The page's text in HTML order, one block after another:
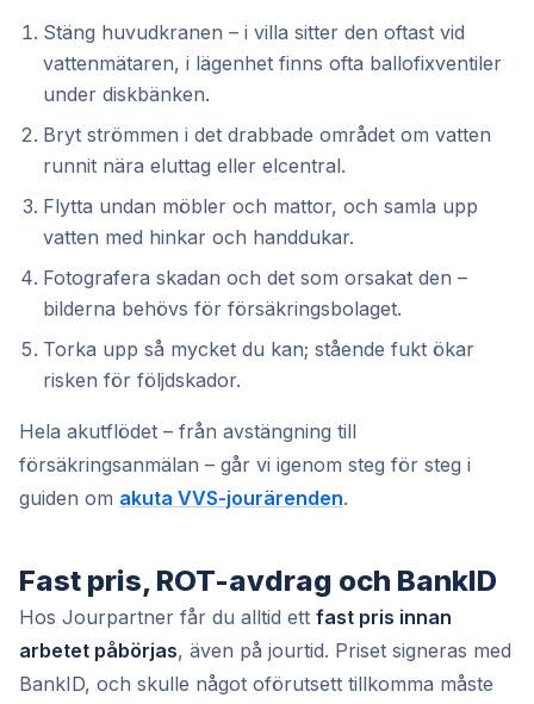
Stäng huvudkranen – i villa sitter den oftast vid
vattenmätaren, i lägenhet finns ofta ballofixventiler
under diskbänken.
Bryt strömmen i det drabbade området om vatten
runnit nära eluttag eller elcentral.
Flytta undan möbler och mattor, och samla upp
vatten med hinkar och handdukar.
Fotografera skadan och det som orsakat den –
bilderna behövs för försäkringsbolaget.
Torka upp så mycket du kan; stående fukt ökar
risken för följdskador.
Hela akutflödet – från avstängning till
försäkringsanmälan – går vi igenom steg för steg i
guiden om akuta VVS-jourärenden.
Fast pris, ROT-avdrag och BankID
Hos Jourpartner får du alltid ett fast pris innan
arbetet påbörjas, även på jourtid. Priset signeras med
BankID, och skulle något oförutsett tillkomma måste